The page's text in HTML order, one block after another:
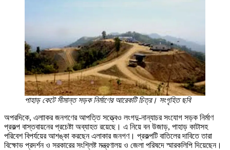
পাহাড় কেটে সীমান্ত সড়ক নির্মাণের আরেকটি চিত্র। সংগৃহিত ছবি
অপরদিকে, এলাাকর জনগণের আপত্তি সত্ত্বেও লংগদু-নান্যাচর সংযোগ সড়ক নির্মাণ
প্রকল্প বাস্তবায়নের প্রচেষ্টা অব্যাহত রয়েছে। এ নিয়ে বন উজাড়, পাহাড় কাটাসহ
পরিবেশ বিপর্যয়ের আশঙ্কা করছেন এলাকার জনগণ। প্রকল্পটি বাতিলের দাবিতে তারা
বিক্ষোভ প্রদর্শন ও সরকারের সংশ্লিষ্ট মন্ত্রণালয় ও জেলা পরিষদে স্মারকলিপি দিয়েছেন।